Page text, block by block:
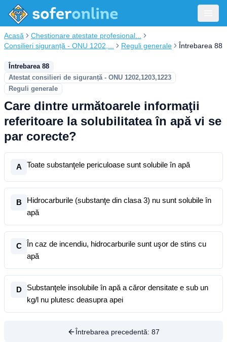
Acasă
Chestionare atestate profesional...
Consilieri siguranță - ONU 1202,...
Reguli generale Întrebarea 88
Întrebarea 88
Atestat consilieri de siguranță - ONU 1202,1203,1223
Reguli generale
Care dintre următoarele informaţii
referitoare la solubilitatea în apă vi se
par corecte?
A Toate substanţele periculoase sunt solubile în apă
B
Hidrocarburile (substanţe din clasa 3) nu sunt solubile în
apă
C
În caz de incendiu, hidrocarburile sunt uşor de stins cu
apă
D
Substanţele insolubile în apă a căror densitate e sub un
kg/l nu plutesc deasupra apei
Întrebarea precedentă: 87